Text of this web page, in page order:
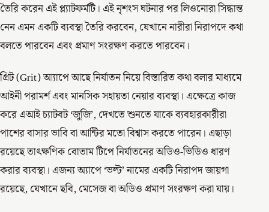
তৈরি করেন এই প্ল্যাটফর্মটি। এই নৃশংস ঘটনার পর লিওনোরা সিদ্ধান্ত
নেন এমন একটি ব্যবস্থা তৈরি করবেন, যেখানে নারীরা নিরাপদে কথা
বলতে পারবেন এবং প্রমাণ সংরক্ষণ করতে পারবেন।
গ্রিট (Grit) আ্যাপে আছে নির্যাতন নিয়ে বিস্তারিত কথা বলার মাধ্যমে
আইনী পরামর্শ এবং মানসিক সহায়তা নেয়ার ব্যবস্থা। এক্ষেত্রে কাজ
করে এআই চ্যাটবট ‘জুজি’, দেখতে শুনতে যাকে ব্যবহারকারীরা
পাশের বাসার ভাবি বা আন্টির মতো বিশ্বাস করতে পারেন। এছাড়া
রয়েছে তাৎক্ষণিক বোতাম টিপে নির্যাতনের অডিও-ভিডিও ধারণ
করার ব্যবস্থা। এজন্য অ্যাপে ‘ভল্ট’ নামের একটি নিরাপদ জায়গা
রয়েছে, যেখানে ছবি, মেসেজ বা অডিও প্রমাণ সংরক্ষণ করা যায়।